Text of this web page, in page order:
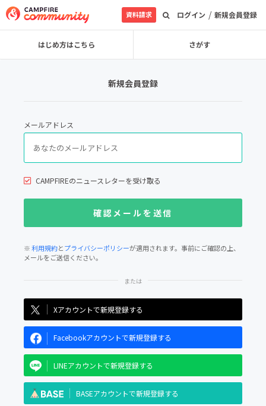
ログイン / 新規会員登録
資料請求
はじめ方はこちら さがす
新規会員登録
メールアドレス
CAMPFIREのニュースレターを受け取る
※利用規約とプライバシーポリシーが適用されます。事前にご確認の上、
メールをご送信ください。
Xアカウントで新規登録する
Facebookアカウントで新規登録する
LINEアカウントで新規登録する
BASEアカウントで新規登録する